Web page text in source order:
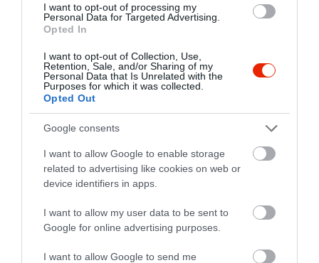
I want to opt-out of processing my
Personal Data for Targeted Advertising.
Opted In
I want to opt-out of Collection, Use,
Retention, Sale, and/or Sharing of my
Personal Data that Is Unrelated with the
Purposes for which it was collected.
Opted Out
Google consents
I want to allow Google to enable storage
related to advertising like cookies on web or
device identifiers in apps.
I want to allow my user data to be sent to
Google for online advertising purposes.
I want to allow Google to send me
Probléma jelentése Te vagy a tulajdonos?